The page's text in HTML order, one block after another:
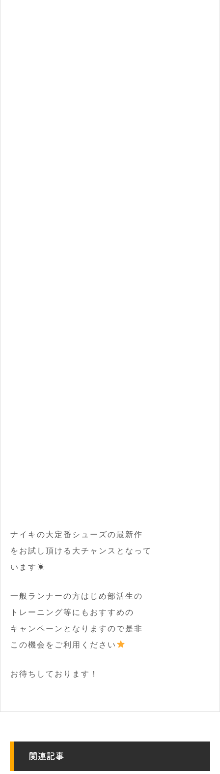
ナイキの大定番シューズの最新作
をお試し頂ける大チャンスとなって
います☀
一般ランナーの方はじめ部活生の
トレーニング等にもおすすめの
キャンペーンとなりますので是非
この機会をご利用ください
お待ちしております！
関連記事